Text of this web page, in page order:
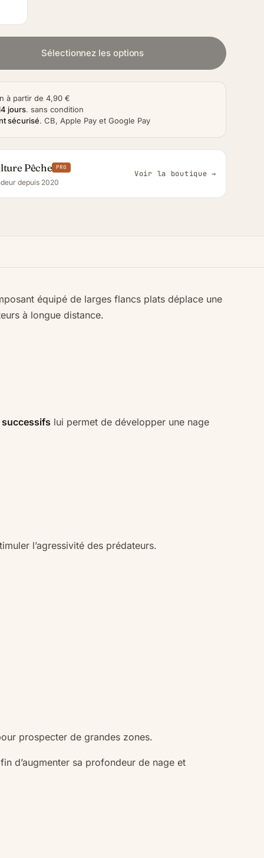
Sélectionnez les options
à partir de 4,90 €
jours. sans condition
sécurisé. CB, Apple Pay et Google Pay
Pêche PRO
depuis 2020
Voir la boutique →
équipé de larges flancs plats déplace une
à longue distance.
lui permet de développer une nage
l’agressivité des prédateurs.
prospecter de grandes zones.
d’augmenter sa profondeur de nage et